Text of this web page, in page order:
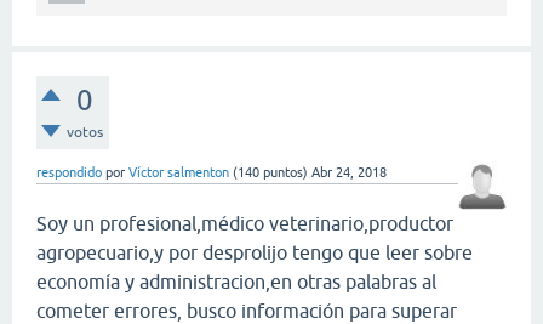
0
votos
respondido por Víctor salmenton (140 puntos) Abr 24, 2018
Soy un profesional,médico veterinario,productor
agropecuario,y por desprolijo tengo que leer sobre
economía y administracion,en otras palabras al
cometer errores, busco información para superar